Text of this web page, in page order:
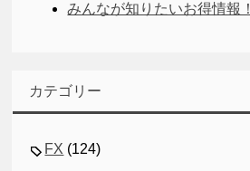
みんなが知りたいお得情報！
カテゴリー
FX (124)